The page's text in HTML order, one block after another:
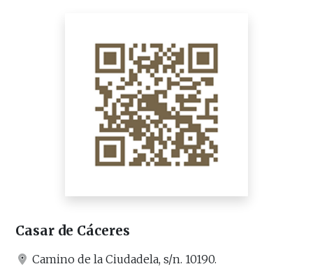
Casar de Cáceres
Camino de la Ciudadela, s/n. 10190.